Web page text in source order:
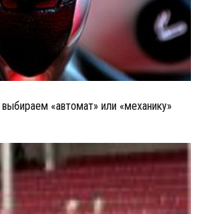
«автомат» или «механику»